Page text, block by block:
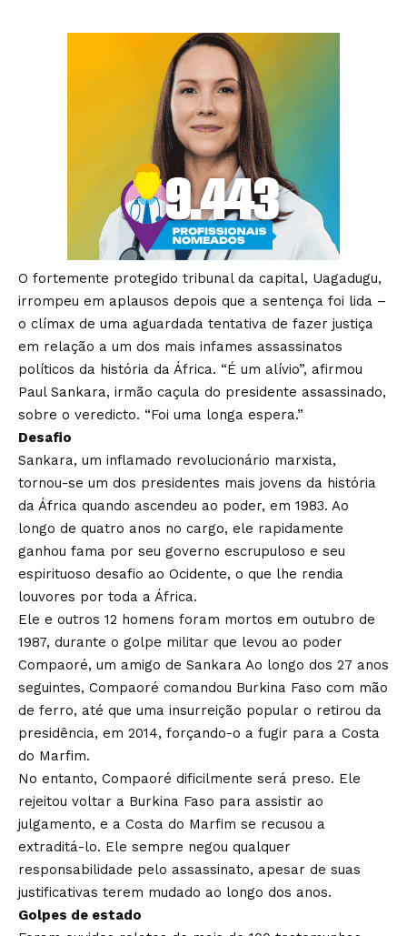
O fortemente protegido tribunal da capital, Uagadugu,
irrompeu em aplausos depois que a sentença foi lida –
o clímax de uma aguardada tentativa de fazer justiça
em relação a um dos mais infames assassinatos
políticos da história da África. “É um alívio”, afirmou
Paul Sankara, irmão caçula do presidente assassinado,
sobre o veredicto. “Foi uma longa espera.”
Desafio
Sankara, um inflamado revolucionário marxista,
tornou-se um dos presidentes mais jovens da história
da África quando ascendeu ao poder, em 1983. Ao
longo de quatro anos no cargo, ele rapidamente
ganhou fama por seu governo escrupuloso e seu
espirituoso desafio ao Ocidente, o que lhe rendia
louvores por toda a África.
Ele e outros 12 homens foram mortos em outubro de
1987, durante o golpe militar que levou ao poder
Compaoré, um amigo de Sankara Ao longo dos 27 anos
seguintes, Compaoré comandou Burkina Faso com mão
de ferro, até que uma insurreição popular o retirou da
presidência, em 2014, forçando-o a fugir para a Costa
do Marfim.
No entanto, Compaoré dificilmente será preso. Ele
rejeitou voltar a Burkina Faso para assistir ao
julgamento, e a Costa do Marfim se recusou a
extraditá-lo. Ele sempre negou qualquer
responsabilidade pelo assassinato, apesar de suas
justificativas terem mudado ao longo dos anos.
Golpes de estado